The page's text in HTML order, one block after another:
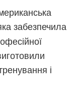
забезпечила
і